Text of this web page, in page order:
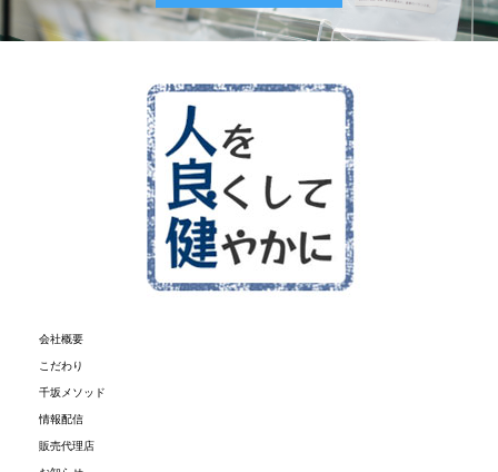
会社概要
こだわり
千坂メソッド
情報配信
販売代理店